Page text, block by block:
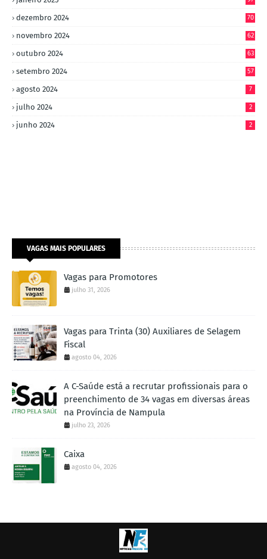
dezembro 2024 70
novembro 2024 62
outubro 2024 63
setembro 2024 57
agosto 2024 7
julho 2024 2
junho 2024 2
VAGAS MAIS POPULARES
Vagas para Promotores
julho 31, 2026
Vagas para Trinta (30) Auxiliares de Selagem
Fiscal
agosto 04, 2026
A C-Saúde está a recrutar profissionais para o
preenchimento de 34 vagas em diversas áreas
na Província de Nampula
julho 23, 2026
Caixa
agosto 04, 2026